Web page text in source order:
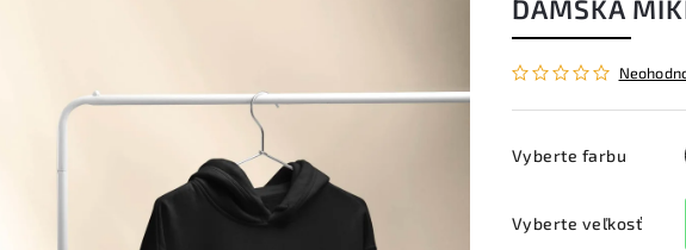
DÁMSKA
Vyberte farbu
Vyberte veľkosť